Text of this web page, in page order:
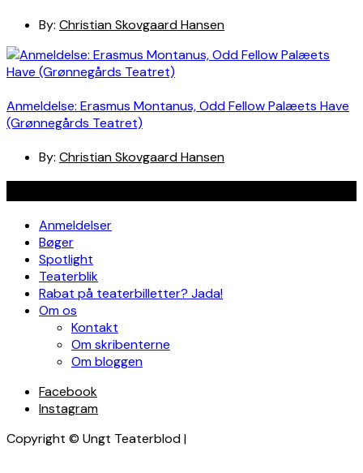
By: Christian Skovgaard Hansen
Anmeldelse: Erasmus Montanus, Odd Fellow Palæets Have
(Grønnegårds Teatret)
By: Christian Skovgaard Hansen
Anmeldelser
Bøger
Spotlight
Teaterblik
Rabat på teaterbilletter? Jada!
Om os
Kontakt
Om skribenterne
Om bloggen
Facebook
Instagram
Copyright © Ungt Teaterblod |